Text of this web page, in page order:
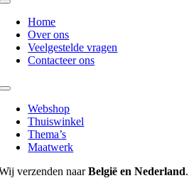
Toggle
NavigationHome
Over ons
Veelgestelde vragen
Contacteer ons
Toggle
NavigationWebshop
Thuiswinkel
Thema’s
Maatwerk
verzenden naarBelgië en Nederland.